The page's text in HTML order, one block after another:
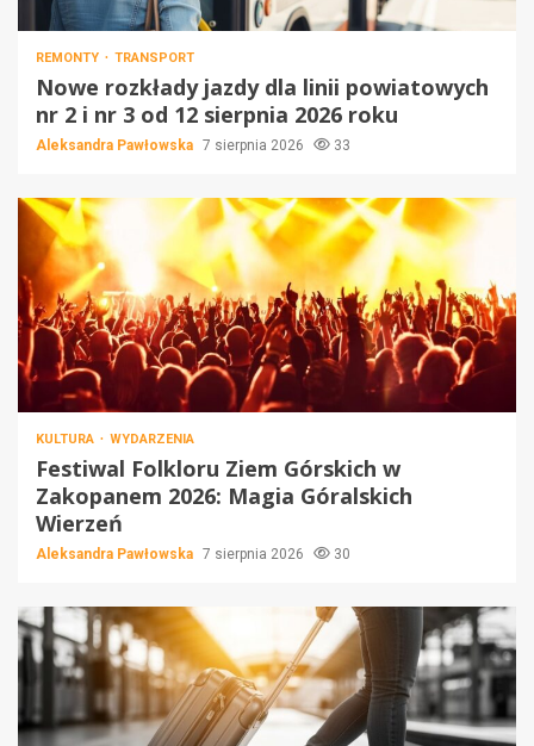
REMONTY TRANSPORT
Nowe rozkłady jazdy dla linii powiatowych
nr 2 i nr 3 od 12 sierpnia 2026 roku
Aleksandra Pawłowska 7 sierpnia 2026 33
KULTURA WYDARZENIA
Festiwal Folkloru Ziem Górskich w
Zakopanem 2026: Magia Góralskich
Wierzeń
Aleksandra Pawłowska 7 sierpnia 2026 30